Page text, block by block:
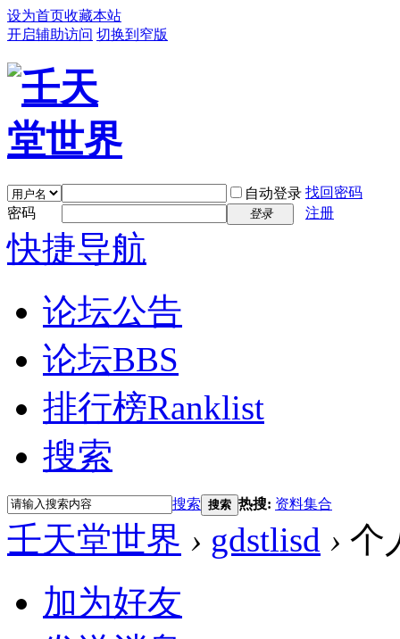
设为首页收藏本站
开启辅助访问 切换到窄版
自动登录 找回密码
密码
登录 注册
快捷导航
论坛公告
论坛BBS
排行榜Ranklist
搜索
搜索 搜索 热搜: 资料集合
壬天堂世界 › gdstlisd › 个
加为好友